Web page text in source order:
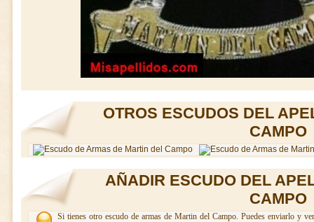
OTROS ESCUDOS DEL
CAMPO
AÑADIR ESCUDO DEL
CAMPO
Si tienes otro escudo de armas de Martin del Campo. Puedes enviarlo y